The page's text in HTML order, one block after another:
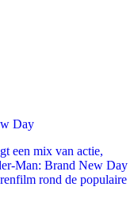
Day
een mix van actie,
Man: Brand New Day
rond de populaire